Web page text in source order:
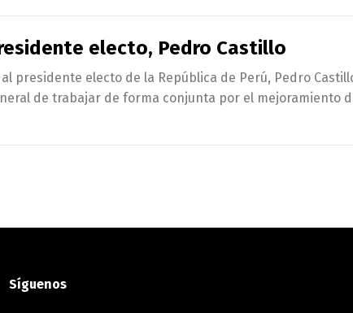
electo, Pedro Castillo
presidente electo de la República de Perú, Pedro
de trabajar de forma conjunta por el mejoramiento
Síguenos